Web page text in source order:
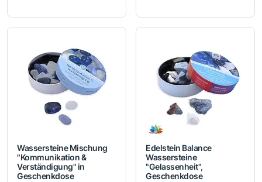
Wassersteine Mischung
"Kommunikation &
Verständigung" in
Geschenkdose
Edelstein Balance
Wassersteine
"Gelassenheit",
Geschenkdose